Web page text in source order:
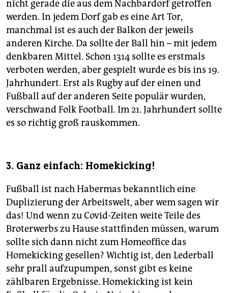
nicht gerade die aus dem Nachbardorf getroffen
werden. In jedem Dorf gab es eine Art Tor,
manchmal ist es auch der Balkon der jeweils
anderen Kirche. Da sollte der Ball hin – mit jedem
denkbaren Mittel. Schon 1314 sollte es erstmals
verboten werden, aber gespielt wurde es bis ins 19.
Jahrhundert. Erst als Rugby auf der einen und
Fußball auf der anderen Seite populär wurden,
verschwand Folk Football. Im 21. Jahrhundert sollte
es so richtig groß rauskommen.
3. Ganz einfach: Homekicking!
Fußball ist nach Habermas bekanntlich eine
Duplizierung der Arbeitswelt, aber wem sagen wir
das! Und wenn zu Covid-Zeiten weite Teile des
Broterwerbs zu Hause stattfinden müssen, warum
sollte sich dann nicht zum Homeoffice das
Homekicking gesellen? Wichtig ist, den Lederball
sehr prall aufzupumpen, sonst gibt es keine
zählbaren Ergebnisse. Homekicking ist kein